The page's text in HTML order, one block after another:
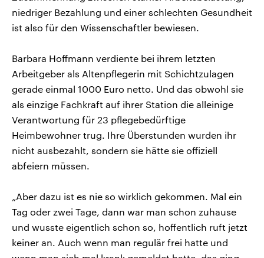
niedriger Bezahlung und einer schlechten Gesundheit
ist also für den Wissenschaftler bewiesen.
Barbara Hoffmann verdiente bei ihrem letzten
Arbeitgeber als Altenpflegerin mit Schichtzulagen
gerade einmal 1000 Euro netto. Und das obwohl sie
als einzige Fachkraft auf ihrer Station die alleinige
Verantwortung für 23 pflegebedürftige
Heimbewohner trug. Ihre Überstunden wurden ihr
nicht ausbezahlt, sondern sie hätte sie offiziell
abfeiern müssen.
„Aber dazu ist es nie so wirklich gekommen. Mal ein
Tag oder zwei Tage, dann war man schon zuhause
und wusste eigentlich schon so, hoffentlich ruft jetzt
keiner an. Auch wenn man regulär frei hatte und